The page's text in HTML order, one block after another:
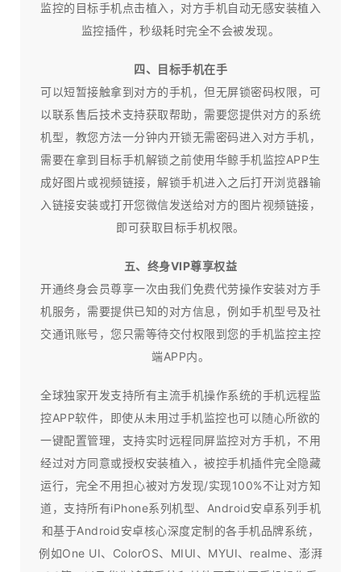
监控的目标手机点击植入，对方手机自动无感安装植入
监控插件，秒级耗时完全不会被发现。
四、目标手机在手
可以短暂接触拿到对方的手机，但无屏锁密码权限，可
以联系售后技术支持获取帮助，需要您提供对方的系统
机型，教您方法一分钟内开锁无需密码进入对方手机，
需要在拿到目标手机解锁之前使用华鲸手机监控APP生
成好图片或视频链接，解锁手机进入之后打开浏览器输
入链接安装或打开您微信发送给对方的图片视频链接，
即可获取目标手机权限。
五、终身VIP尊享权益
开通终身会员尊享一次由我们免费代劳操作安装对方手
机服务，需要提供已知的对方信息，例如手机型号及社
交通讯账号，您只需等待交付权限到您的手机监控主控
端APP内。
全球独家开发支持所有主流手机操作系统的手机远程监
控APP软件，即使从未用过手机监控也可以随心所欲的
一键配置管理，支持实时远程同屏监控对方手机，不用
经过对方同意或授权安装植入，被控手机插件完全隐藏
运行，完全不用担心被对方发现/实现100%不让对方知
道，支持所有iPhone系列机型、Android安卓系列手机
和基于Android安卓核心深度定制的各手机品牌系统，
例如One UI、ColorOS、MIUI、MYUI、realme、澎湃